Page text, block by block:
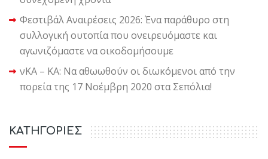
Φεστιβάλ Αναιρέσεις 2026: Ένα παράθυρο στη
συλλογική ουτοπία που ονειρευόμαστε και
αγωνιζόμαστε να οικοδομήσουμε
νΚΑ – ΚΑ: Να αθωωθούν οι διωκόμενοι από την
πορεία της 17 Νοέμβρη 2020 στα Σεπόλια!
KΑΤΗΓΟΡΙΕΣ